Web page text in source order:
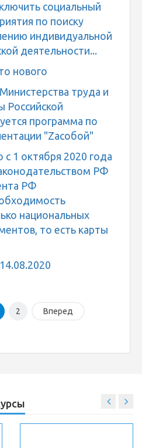
социальный
по поиску
индивидуальной
деятельности...
нового
труда и
Российской
программа по
"Zaсобой"
1 октября 2020 года
РФ
РФ
национальных
то есть карты
2 Вперед